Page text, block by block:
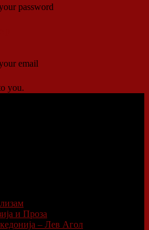
password
email
you.
и Проза
– Лев Агол